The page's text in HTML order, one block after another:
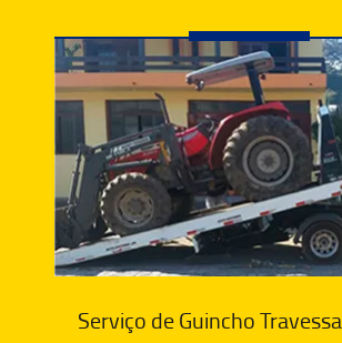
Serviço de Guincho